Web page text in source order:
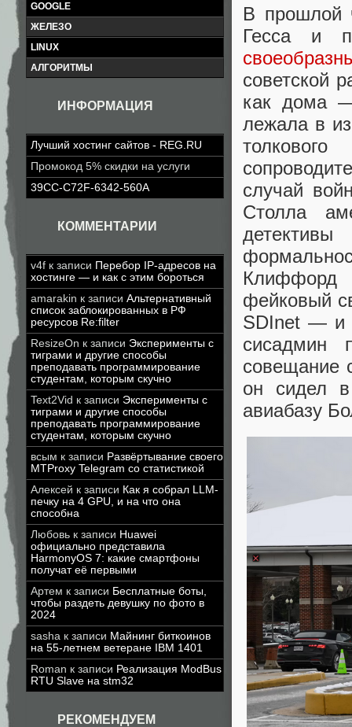
GOOGLE
ЖЕЛЕЗО
LINUX
АЛГОРИТМЫ
ИНФОРМАЦИЯ
Лучший хостинг сайтов - REG.RU
Промокод 5% скидки на услуги
39CC-C72F-6342-560A
КОММЕНТАРИИ
v4f к записи Перебор IP-адресов на
хостинге — и как с этим бороться
amarakin к записи Альтернативный
список заблокированных в РФ
ресурсов Re:filter
ResizeOn к записи Эксперименты с
тиграми и другие способы
преподавать программирование
студентам, которым скучно
Text2Vid к записи Эксперименты с
тиграми и другие способы
преподавать программирование
студентам, которым скучно
всым к записи Развёртывание своего
MTProxy Telegram со статистикой
Алексей к записи Как я собрал LLM-
печку на 4 GPU, и на что она
способна
Любовь к записи Huawei
официально представила
HarmonyOS 7: какие смартфоны
получат её первыми
Артем к записи Бесплатные боты,
чтобы раздеть девушку по фото в
2024
sasha к записи Майнинг биткоинов
на 55-летнем ветеране IBM 1401
Roman к записи Реализация ModBus
RTU Slave на stm32
РЕКОМЕНДУЕМ
В прошлой
Гесса и
советской
как дома
лежала в
случай
Столла
Клиффорд
фейковый
SDInet — и
сисадмин
совещание
он сидел
авиабазу